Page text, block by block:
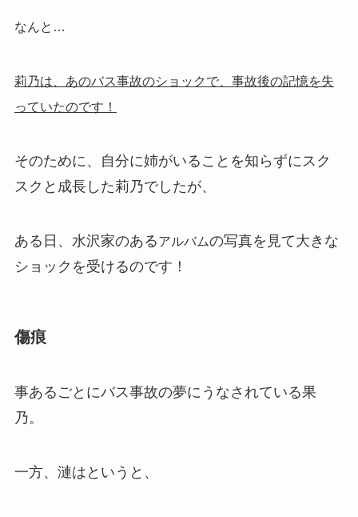
なんと…
莉乃は、あのバス事故のショックで、事故後の記憶を失
っていたのです！
そのために、自分に姉がいることを知らずにスク
スクと成長した莉乃でしたが、
ある日、水沢家のあるアルバムの写真を見て大きな
ショックを受けるのです！
傷痕
事あるごとにバス事故の夢にうなされている果
乃。
一方、漣はというと、